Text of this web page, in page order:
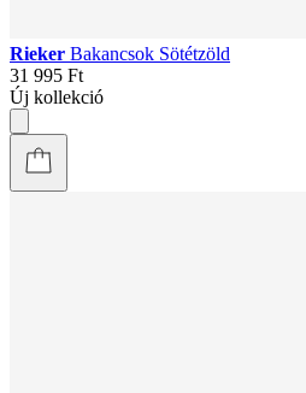
Rieker Bakancsok Sötétzöld
31 995 Ft
Új kollekció